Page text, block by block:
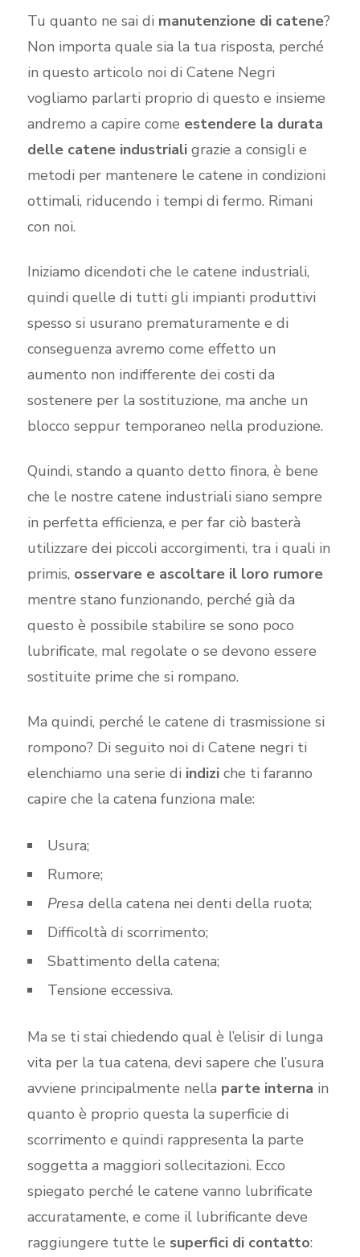
Tu quanto ne sai di manutenzione di catene?
Non importa quale sia la tua risposta, perché
in questo articolo noi di Catene Negri
vogliamo parlarti proprio di questo e insieme
andremo a capire come estendere la durata
delle catene industriali grazie a consigli e
metodi per mantenere le catene in condizioni
ottimali, riducendo i tempi di fermo. Rimani
con noi.
Iniziamo dicendoti che le catene industriali,
quindi quelle di tutti gli impianti produttivi
spesso si usurano prematuramente e di
conseguenza avremo come effetto un
aumento non indifferente dei costi da
sostenere per la sostituzione, ma anche un
blocco seppur temporaneo nella produzione.
Quindi, stando a quanto detto finora, è bene
che le nostre catene industriali siano sempre
in perfetta efficienza, e per far ciò basterà
utilizzare dei piccoli accorgimenti, tra i quali in
primis, osservare e ascoltare il loro rumore
mentre stano funzionando, perché già da
questo è possibile stabilire se sono poco
lubrificate, mal regolate o se devono essere
sostituite prime che si rompano.
Ma quindi, perché le catene di trasmissione si
rompono? Di seguito noi di Catene negri ti
elenchiamo una serie di indiziche ti faranno
capire che la catena funziona male:
Usura;
Rumore;
Presa della catena nei denti della ruota;
Difficoltà di scorrimento;
Sbattimento della catena;
Tensione eccessiva.
Ma se ti stai chiedendo qual è l’elisir di lunga
vita per la tua catena, devi sapere che l’usura
avviene principalmente nella parte interna in
quanto è proprio questa la superficie di
scorrimento e quindi rappresenta la parte
soggetta a maggiori sollecitazioni. Ecco
spiegato perché le catene vanno lubrificate
accuratamente, e come il lubrificante deve
raggiungere tutte le superfici di contatto: